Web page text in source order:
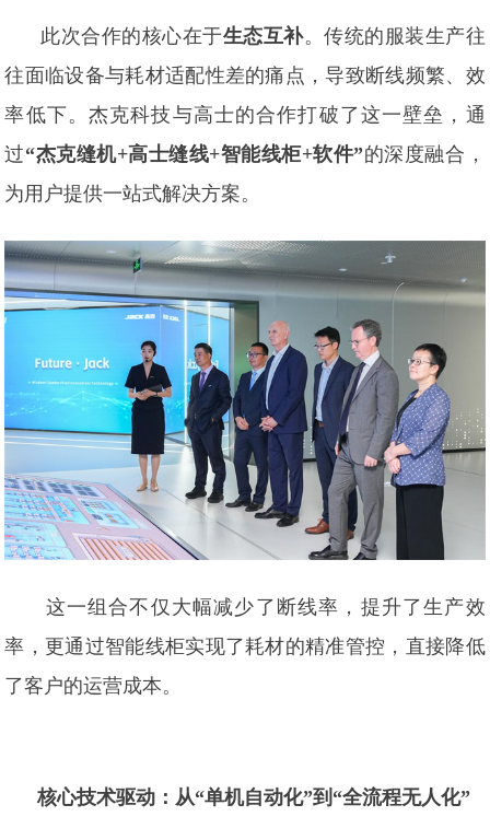
此次合作的核心在于生态互补。传统的服装生产往
往面临设备与耗材适配性差的痛点，导致断线频繁、效
率低下。杰克科技与高士的合作打破了这一壁垒，通
过“杰克缝机+高士缝线+智能线柜+软件”的深度融合，
为用户提供一站式解决方案。
这一组合不仅大幅减少了断线率，提升了生产效
率，更通过智能线柜实现了耗材的精准管控，直接降低
了客户的运营成本。
核心技术驱动：从“单机自动化”到“全流程无人化”